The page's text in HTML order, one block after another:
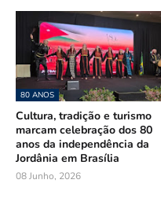
80 ANOS
Cultura, tradição e turismo
marcam celebração dos 80
anos da independência da
Jordânia em Brasília
08 Junho, 2026